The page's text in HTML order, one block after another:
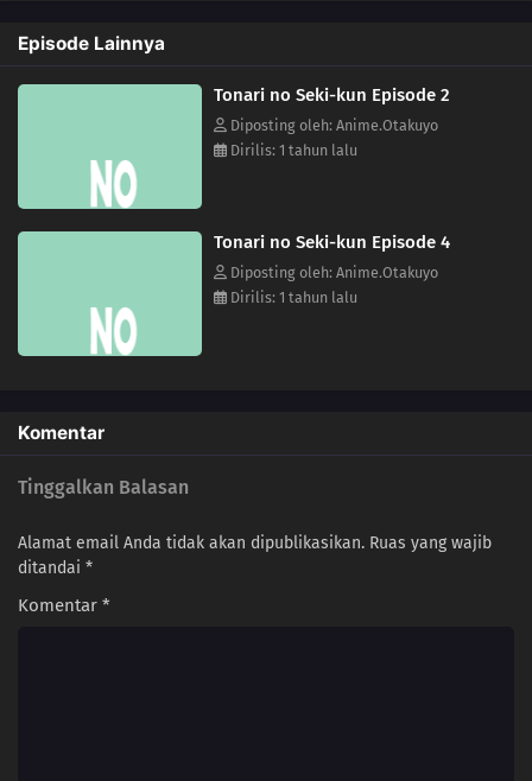
Episode Lainnya
Tonari no Seki-kun Episode 2
Diposting oleh: Anime.Otakuyo
Dirilis: 1 tahun lalu
Tonari no Seki-kun Episode 4
Diposting oleh: Anime.Otakuyo
Dirilis: 1 tahun lalu
Komentar
Tinggalkan Balasan
Alamat email Anda tidak akan dipublikasikan. Ruas yang wajib
ditandai *
Komentar *